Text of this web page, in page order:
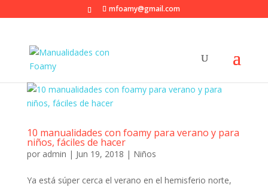
mfoamy@gmail.com
10 manualidades con foamy para verano y para
niños, fáciles de hacer
por admin | Jun 19, 2018 | Niños
Ya está súper cerca el verano en el hemisferio norte,